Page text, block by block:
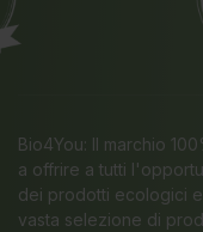
Bio4You: Il marchio
a offrire a tutti
dei prodotti ecologici
vasta selezione di